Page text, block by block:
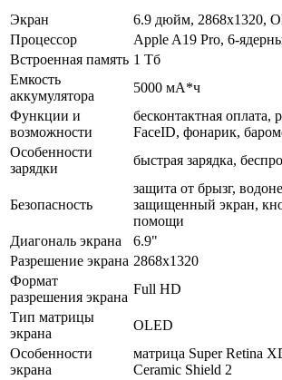
Экран
6.9 дюйм, 2868x1320,
Процессор
Apple A19 Pro, 6-
Встроенная память 1 Тб
Емкость
аккумулятора
5000 мА*ч
Функции и
возможности
бесконтактная оплата,
FaceID, фонарик,
Особенности
зарядки
быстрая зарядка,
Безопасность
защита от брызг,
защищенный экран,
помощи
Диагональ экрана
6.9"
Разрешение экрана 2868x1320
Формат
разрешения экрана
Full HD
Тип матрицы
экрана
OLED
Особенности
экрана
матрица Super Retina
Ceramic Shield 2